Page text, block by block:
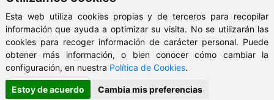
Esta web utiliza cookies propias y de terceros para recopilar
información que ayuda a optimizar su visita. No se utilizarán las
cookies para recoger información de carácter personal. Puede
obtener más información, o bien conocer cómo cambiar la
configuración, en nuestra Política de Cookies.
Estoy de acuerdo Cambia mis preferencias
© 2026 - Inmobiliaria O Ponto
Aviso Legal- Política de Privacidad-ClickViviendas